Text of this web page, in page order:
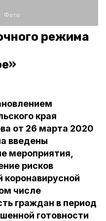
Фото:
режима
края
от 26 марта 2020
введены
мероприятия,
рисков
коронавирусной
числе
граждан в период
готовности